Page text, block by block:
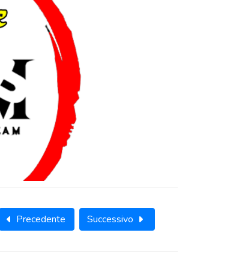
Precedente Successivo